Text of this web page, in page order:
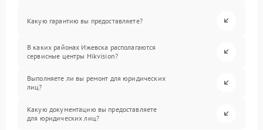
Какую гарантию вы предоставляете?
В каких районах Ижевска располагаются
сервисные центры Hikvision?
Выполняете ли вы ремонт для юридических
лиц?
Какую документацию вы предоставляете
для юридических лиц?